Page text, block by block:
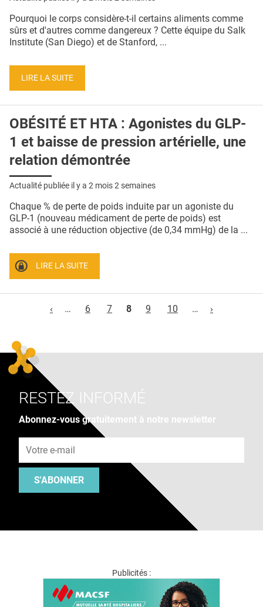
Pourquoi le corps considère-t-il certains aliments comme
sûrs et d'autres comme dangereux ? Cette équipe du Salk
Institute (San Diego) et de Stanford, ...
LIRE LA SUITE
OBÉSITÉ ET HTA : Agonistes du GLP-
1 et baisse de pression artérielle, une
relation démontrée
Actualité publiée il y a 2 mois 2 semaines
Chaque % de perte de poids induite par un agoniste du
GLP-1 (nouveau médicament de perte de poids) est
associé à une réduction objective (de 0,34 mmHg) de la ...
LIRE LA SUITE
‹
… 6 7 8 9 10 … ›
RESTEZ INFORMÉ
Abonnez-vous gratuitement à notre newsletter
S'ABONNER
Publicités :